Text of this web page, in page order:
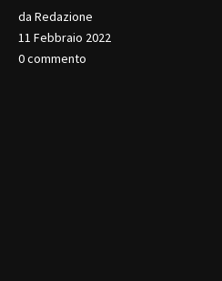
da Redazione
11 Febbraio 2022
0 commento